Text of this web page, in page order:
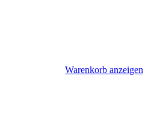
Warenkorb anzeigen